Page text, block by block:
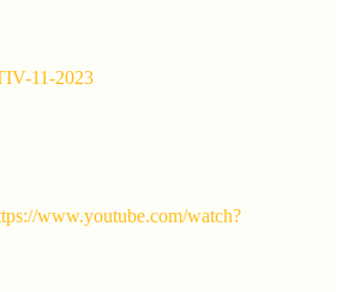
11-2023
www.youtube.com/watch?